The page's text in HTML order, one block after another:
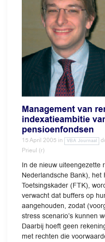
Management van
indexatieambitie
pensioenfondsen
15 April 2005 in VBA Journaal
Prieul (r)
In de nieuw uiteengezette
Nederlandsche Bank), het
Toetsingskader (FTK),
verwacht dat buffers op
aangehouden, zodat
stress scenario’s kunnen
Daarbij hoeft geen
met rechten die